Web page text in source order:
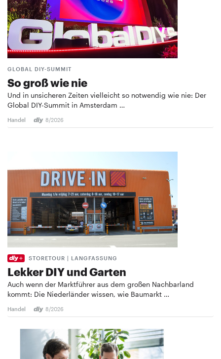
GLOBAL DIY-SUMMIT
So groß wie nie
Und in unsicheren Zeiten vielleicht so notwendig wie nie: Der
Global DIY-Summit in Amsterdam …
Handel 8/2026
STORETOUR | LANGFASSUNG
Lekker DIY und Garten
Auch wenn der Marktführer aus dem großen Nachbarland
kommt: Die Niederländer wissen, wie Baumarkt …
Handel 8/2026